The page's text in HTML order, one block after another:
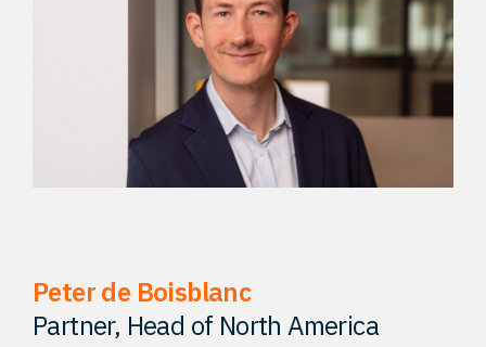
Lösungen
Einblicke
Peter de Boisblanc
Partner, Head of North America